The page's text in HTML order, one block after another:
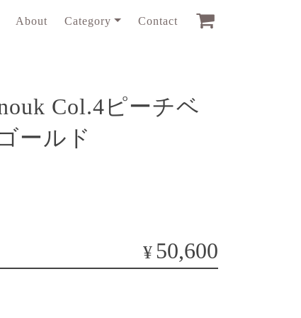
About Category Contact
Col.4ピーチベ
ールド
¥ 50,600